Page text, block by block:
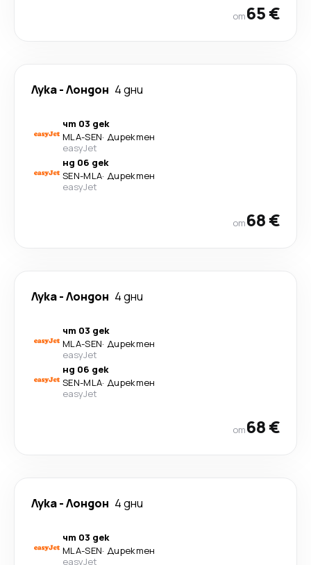
от65 €
Лука-Лондон 4 дни
чт 03 дек
MLA-SEN· Директен
easyJet
нд 06 дек
SEN-MLA· Директен
easyJet
от68 €
Лука-Лондон 4 дни
чт 03 дек
MLA-SEN· Директен
easyJet
нд 06 дек
SEN-MLA· Директен
easyJet
от68 €
Лука-Лондон 4 дни
чт 03 дек
MLA-SEN· Директен
easyJet